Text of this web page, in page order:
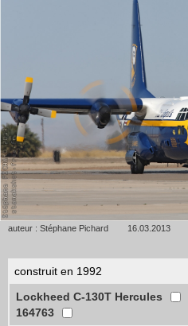
auteur : Stéphane Pichard 16.03.2013
construit en 1992
Lockheed C-130T Hercules
164763